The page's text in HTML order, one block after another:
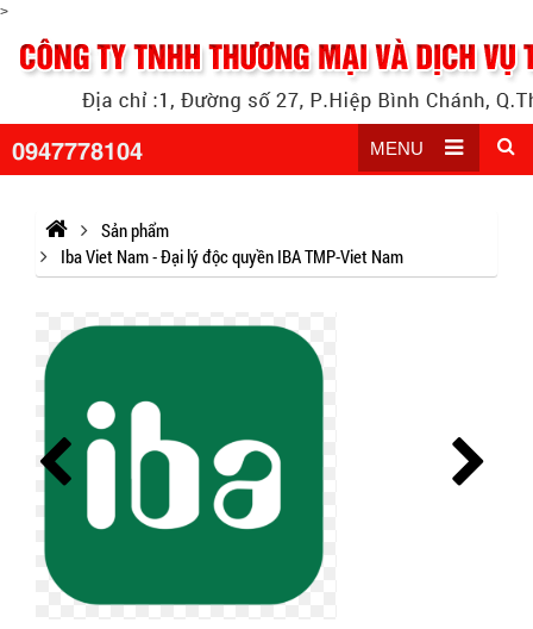
>
0947778104 MENU
Sản phẩm
Iba Viet Nam - Đại lý độc quyền IBA TMP-Viet Nam